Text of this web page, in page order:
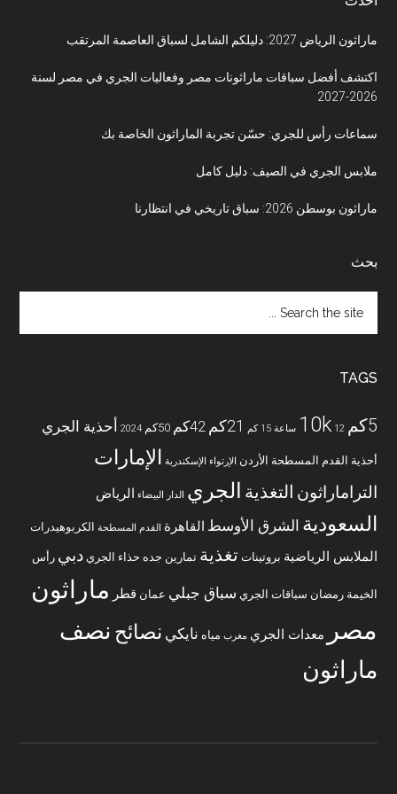
ماراثون الرياض 2027: دليلكم الشامل لسباق العاصمة المرتقب
اكتشف أفضل سباقات ماراثونات مصر وفعاليات الجري في مصر لسنة
2026-2027
سماعات رأس للجري: حسّن تجربة الماراثون الخاصة بك
ملابس الجري في الصيف: دليل كامل
ماراثون بوسطن 2026: سباق تاريخي في انتظارنا
بحث
the
TAGS
5كم 10k 12 ساعة 15 كم 21كم 42كم 50كم 2024 أحذية الجري
أحذية القدم المسطحة الأردن الإرتواء الإسكندرية الإمارات
التراماراثون التغذية الجري الدار البيضاء الرياض
السعودية الشرق الأوسط القاهرة القدم المسطحة الكربوهيدرات
الملابس الرياضية بروتينات تغذية تمارين جده حذاء الجري دبي رأس
الخيمة رمضان سباقات الجري سباق جبلي عمان قطر ماراثون
مصر معدات الجري مغرب مياه نايكي نصائح نصف
ماراثون